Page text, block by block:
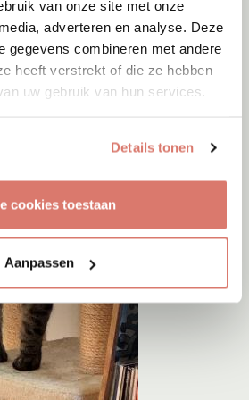
van onze site met onze
adverteren en analyse. Deze
gegevens combineren met andere
heeft verstrekt of die ze hebben
uw gebruik van hun services.
Details tonen
cookies toestaan
Aanpassen